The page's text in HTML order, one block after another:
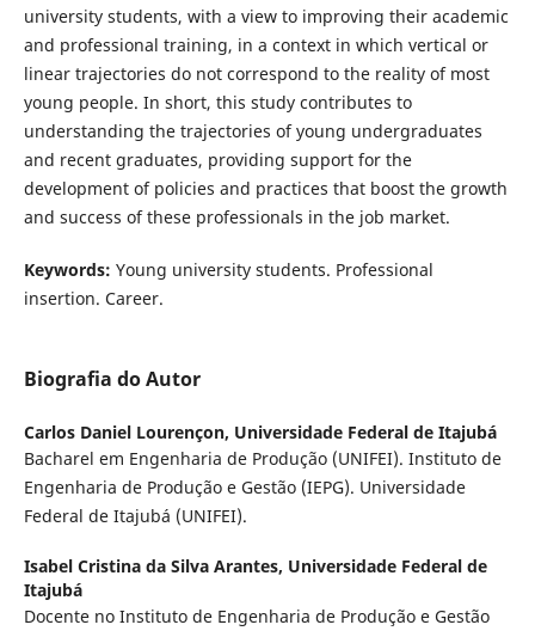
university students, with a view to improving their academic
and professional training, in a context in which vertical or
linear trajectories do not correspond to the reality of most
young people. In short, this study contributes to
understanding the trajectories of young undergraduates
and recent graduates, providing support for the
development of policies and practices that boost the growth
and success of these professionals in the job market.
Keywords: Young university students. Professional
insertion. Career.
Biografia do Autor
Carlos Daniel Lourençon, Universidade Federal de Itajubá
Bacharel em Engenharia de Produção (UNIFEI). Instituto de
Engenharia de Produção e Gestão (IEPG). Universidade
Federal de Itajubá (UNIFEI).
Isabel Cristina da Silva Arantes, Universidade Federal de
Itajubá
Docente no Instituto de Engenharia de Produção e Gestão